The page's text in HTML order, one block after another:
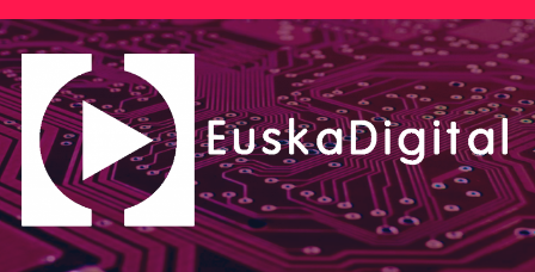
Saltar
al
contenido